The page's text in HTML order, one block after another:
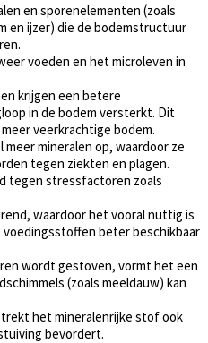
en sporenelementen (zoals
en ijzer) die de bodemstructuur
voeden en het microleven in
krijgen een betere
in de bodem versterkt. Dit
veerkrachtige bodem.
meer mineralen op, waardoor ze
tegen ziekten en plagen.
tegen stressfactoren zoals
waardoor het vooral nuttig is
beter beschikbaar
wordt gestoven, vormt het een
(zoals meeldauw) kan
het mineralenrijke stof ook
bevordert.